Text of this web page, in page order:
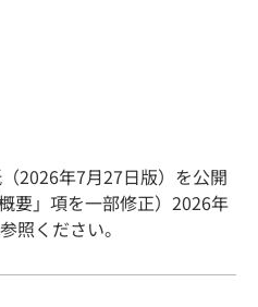
2026年7月27日版）を公開
要」項を一部修正）2026年
照ください。